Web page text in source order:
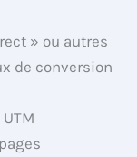
» ou autres
de conversion